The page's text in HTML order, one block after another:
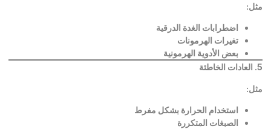
مثل:
اضطرابات الغدة الدرقية
تغيرات الهرمونات
بعض الأدوية الهرمونية
5. العادات الخاطئة
مثل:
استخدام الحرارة بشكل مفرط
الصبغات المتكررة